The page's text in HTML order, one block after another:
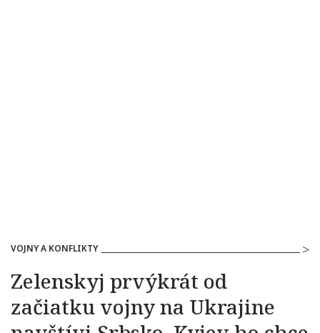
VOJNY A KONFLIKTY
Zelenskyj prvýkrát od
začiatku vojny na Ukrajine